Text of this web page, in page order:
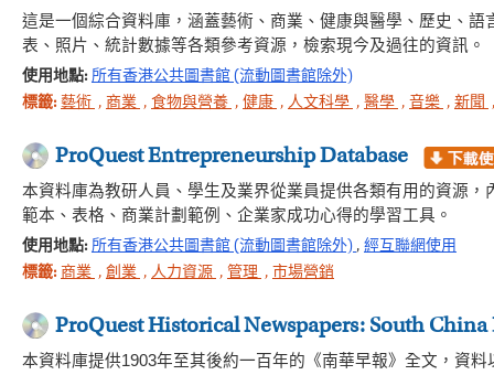
這是一個綜合資料庫，涵蓋藝術、商業、健康與醫學、歷史、
表、照片、統計數據等各類參考資源，檢索現今及過往的資訊。
使用地點: 所有香港公共圖書館 (流動圖書館除外)
標籤: 藝術 , 商業 , 食物與營養 , 健康 , 人文科學 , 醫學 , 音樂 , 新聞
ProQuest Entrepreneurship Database
本資料庫為教研人員、學生及業界從業員提供各類有用的資源
範本、表格、商業計劃範例、企業家成功心得的學習工具。
使用地點: 所有香港公共圖書館 (流動圖書館除外) , 經互聯網使用
標籤: 商業 , 創業 , 人力資源 , 管理 , 市場營銷
ProQuest Historical Newspapers: South
本資料庫提供1903年至其後約一百年的《南華早報》全文，資